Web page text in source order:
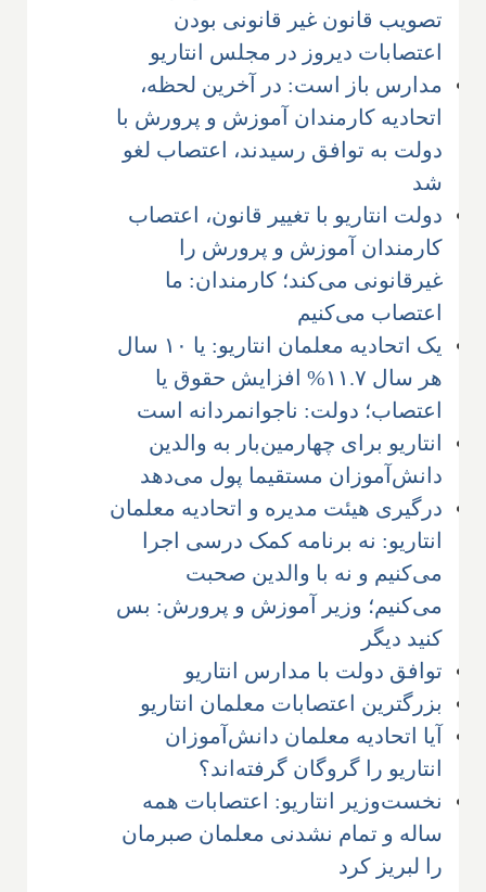
تصویب قانون غیر قانونی بودن
اعتصابات دیروز در مجلس انتاریو
مدارس باز است: در آخرین لحظه،
اتحادیه کارمندان آموزش و پرورش با
دولت به توافق رسیدند، اعتصاب لغو
شد
دولت انتاریو با تغییر قانون، اعتصاب
کارمندان آموزش و پرورش را
غیرقانونی می‌کند؛ کارمندان: ما
اعتصاب می‌کنیم
یک اتحادیه معلمان انتاریو: یا ۱۰ سال
هر سال ۱۱.۷% افزایش حقوق یا
اعتصاب؛ دولت: ناجوانمردانه است
انتاریو برای چهارمین‌بار به والدین
دانش‌آموزان مستقیما پول می‌دهد
درگیری هیئت مدیره و اتحادیه معلمان
انتاریو: نه برنامه کمک درسی اجرا
می‌کنیم و نه با والدین صحبت
می‌کنیم؛ وزیر آموزش و پرورش: بس
کنید دیگر
توافق دولت با مدارس انتاریو
بزرگترین اعتصابات معلمان انتاریو
آیا اتحادیه معلمان دانش‌آموزان
انتاریو را گروگان گرفته‌اند؟
نخست‌وزیر انتاریو: اعتصابات همه
ساله و تمام نشدنی معلمان صبرمان
را لبریز کرد